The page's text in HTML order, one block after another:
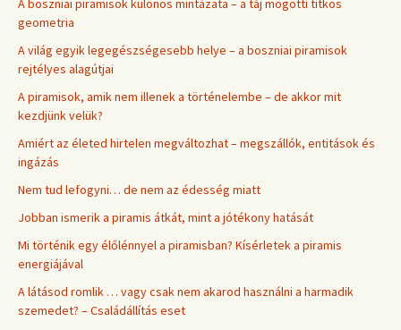
A boszniai piramisok különös mintázata – a táj mögötti titkos
geometria
A világ egyik legegészségesebb helye – a boszniai piramisok
rejtélyes alagútjai
A piramisok, amik nem illenek a történelembe – de akkor mit
kezdjünk velük?
Amiért az életed hirtelen megváltozhat – megszállók, entitások és
ingázás
Nem tud lefogyni… de nem az édesség miatt
Jobban ismerik a piramis átkát, mint a jótékony hatását
Mi történik egy élőlénnyel a piramisban? Kísérletek a piramis
energiájával
A látásod romlik … vagy csak nem akarod használni a harmadik
szemedet? – Családállítás eset